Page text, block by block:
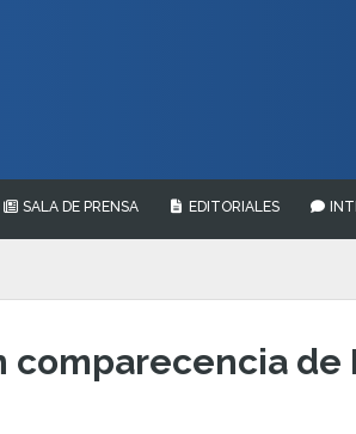
SALA DE PRENSA EDITORIALES
de